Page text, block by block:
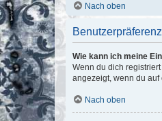
Nach oben
Wie kann ich meine
Wenn du dich
angezeigt, wenn du
Nach oben